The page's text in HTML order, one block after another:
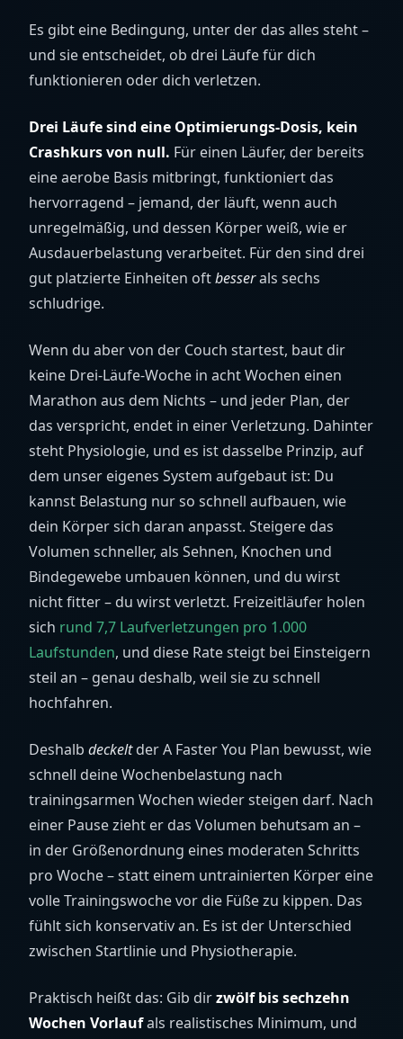
Es gibt eine Bedingung, unter der das alles steht –
und sie entscheidet, ob drei Läufe für dich
funktionieren oder dich verletzen.
Drei Läufe sind eine Optimierungs-Dosis, kein
Crashkurs von null. Für einen Läufer, der bereits
eine aerobe Basis mitbringt, funktioniert das
hervorragend – jemand, der läuft, wenn auch
unregelmäßig, und dessen Körper weiß, wie er
Ausdauerbelastung verarbeitet. Für den sind drei
gut platzierte Einheiten oftbesserals sechs
schludrige.
Wenn du aber von der Couch startest, baut dir
keine Drei-Läufe-Woche in acht Wochen einen
Marathon aus dem Nichts – und jeder Plan, der
das verspricht, endet in einer Verletzung. Dahinter
steht Physiologie, und es ist dasselbe Prinzip, auf
dem unser eigenes System aufgebaut ist: Du
kannst Belastung nur so schnell aufbauen, wie
dein Körper sich daran anpasst. Steigere das
Volumen schneller, als Sehnen, Knochen und
Bindegewebe umbauen können, und du wirst
nicht fitter – du wirst verletzt. Freizeitläufer holen
sich rund 7,7 Laufverletzungen pro 1.000
Laufstunden, und diese Rate steigt bei Einsteigern
steil an – genau deshalb, weil sie zu schnell
hochfahren.
Deshalb deckeltder A Faster You Plan bewusst, wie
schnell deine Wochenbelastung nach
trainingsarmen Wochen wieder steigen darf. Nach
einer Pause zieht er das Volumen behutsam an –
in der Größenordnung eines moderaten Schritts
pro Woche – statt einem untrainierten Körper eine
volle Trainingswoche vor die Füße zu kippen. Das
fühlt sich konservativ an. Es ist der Unterschied
zwischen Startlinie und Physiotherapie.
Praktisch heißt das: Gib dirzwölf bis sechzehn
Wochen Vorlaufals realistisches Minimum, und